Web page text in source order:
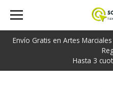
Envío Gratis en Artes
Hasta 3